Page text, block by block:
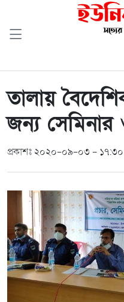
তালায়
জন্য সেমিনার
প্রকাশঃ ২০২০-০৯-০৩ - ১৭:৩০